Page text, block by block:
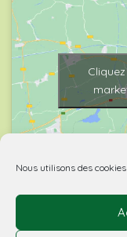
Nous utilisons des
© 2026